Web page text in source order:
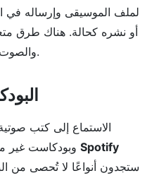
أو نشره كحالة. هناك طرق
والصوت بسهولة مع أصدقائكم وأقاربكم.
Spotify